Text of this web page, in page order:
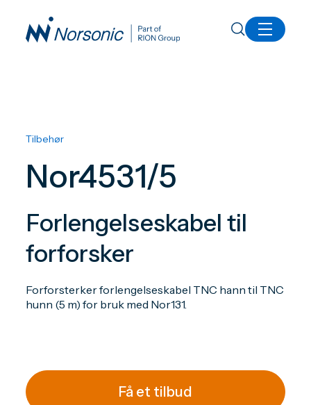
Tilbehør
Nor4531/5
Forlengelseskabel til
forforsker
Forforsterker forlengelseskabel TNC hann til TNC
hunn (5 m) for bruk med Nor131.
Få et tilbud